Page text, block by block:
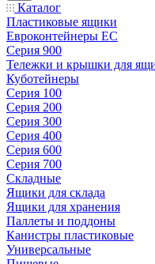
Каталог
Пластиковые ящики
Евроконтейнеры ЕС
Серия 900
Тележки и крышки для
Куботейнеры
Серия 100
Серия 200
Серия 300
Серия 400
Серия 600
Серия 700
Складные
Ящики для склада
Ящики для хранения
Паллеты и поддоны
Канистры пластиковые
Универсальные